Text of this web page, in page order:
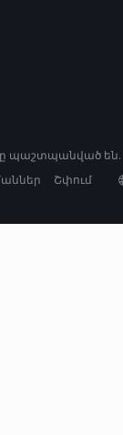
պաշտպանված են.
Շփում